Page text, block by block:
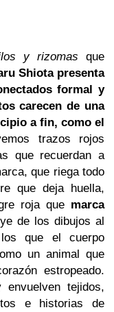
y rizomas que
Shiota presenta
formal y
carecen de una
a fin, como el
trazos rojos
que recuerdan a
que riega todo
que deja huella,
roja que marca
de los dibujos al
que el cuerpo
un animal que
estropeado.
tejidos,
e historias de